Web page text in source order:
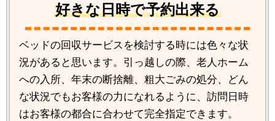
好きな日時で予約出来る
ベッドの回収サービスを検討する時には色々な状
況があると思います。引っ越しの際、老人ホーム
への入所、年末の断捨離、粗大ごみの処分、どん
な状況でもお客様の力になれるように、訪問日時
はお客様の都合に合わせて完全指定できます。